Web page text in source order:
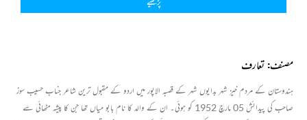
مصنف: تعارف
ہندوستان کے مردم خیز شہر بدایوں شہر کے قصبہ الاپور میں اردو کے مقبول ترین شاعر جناب حسیب سوز
صاحب کی پیدائش 05 مارچ 1952 کو ہوئی۔ ان کے والد کا نام بابو میاں تھا جن کا پیشہ مٹھائی سے